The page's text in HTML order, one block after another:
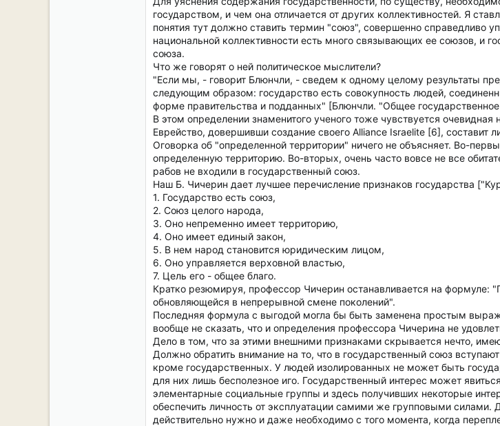
государством, и чем она отличается от других коллективностей. Я
понятия тут должно ставить термин "союз", совершенно
национальной коллективности есть много связывающих ее союзов, и
союза.
Что же говорят о ней политическое мыслители?
"Если мы, - говорит Блюнчли, - сведем к одному целому результаты
следующим образом: государство есть совокупность людей,
форме правительства и подданных" [Блюнчли. "Общее
В этом определении знаменитого ученого тоже чувствуется
Еврейство, довершивши создание своего Alliance Israelite [6],
Оговорка об "определенной территории" ничего не объясняет. Во-
определенную территорию. Во-вторых, очень часто вовсе не все
рабов не входили в государственный союз.
Наш Б. Чичерин дает лучшее перечисление признаков государства
1. Государство есть союз,
2. Союз целого народа,
3. Оно непременно имеет территорию,
4. Оно имеет единый закон,
5. В нем народ становится юридическим лицом,
6. Оно управляется верховной властью,
7. Цель его - общее благо.
Кратко резюмируя, профессор Чичерин останавливается на формуле:
обновляющейся в непрерывной смене поколений".
Последняя формула с выгодой могла бы быть заменена простым
вообще не сказать, что и определения профессора Чичерина не
Дело в том, что за этими внешними признаками скрывается нечто,
Должно обратить внимание на то, что в государственный союз
кроме государственных. У людей изолированных не может быть
для них лишь бесполезное иго. Государственный интерес может
элементарные социальные группы и здесь получивших некоторые
обеспечить личность от эксплуатации самими же групповыми силами.
действительно нужно и даже необходимо с того момента, когда